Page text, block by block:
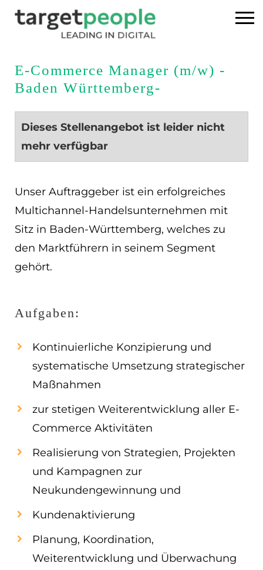
Executive Search
Referenzen
News
DE
E-Commerce Manager (m/w) -
Baden Württemberg-
Dieses Stellenangebot ist leider nicht
mehr verfügbar
Unser Auftraggeber ist ein erfolgreiches
Multichannel-Handelsunternehmen mit
Sitz in Baden-Württemberg, welches zu
den Marktführern in seinem Segment
gehört.
Aufgaben:
Kontinuierliche Konzipierung und
systematische Umsetzung strategischer
Maßnahmen
zur stetigen Weiterentwicklung aller E-
Commerce Aktivitäten
Realisierung von Strategien, Projekten
und Kampagnen zur
Neukundengewinnung und
Kundenaktivierung
Planung, Koordination,
Weiterentwicklung und Überwachung